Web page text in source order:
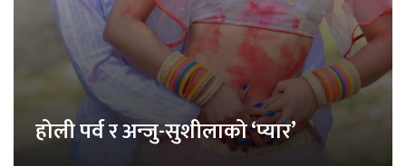
होली पर्व र अन्जु-सुशीलाको ‘प्यार’